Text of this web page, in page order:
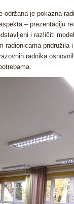
održana je pokazna
– prezentaciju
i različiti
radionicama
radnika